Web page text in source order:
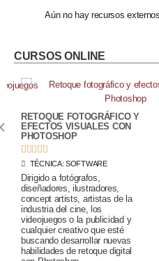
Aún no hay recursos
CURSOS ONLINE
RETOQUE FOTOGRÁFICO Y
EFECTOS VISUALES CON
PHOTOSHOP
    
TÉCNICA:SOFTWARE
Dirigido a fotógrafos,
diseñadores, ilustradores,
concept artists, artistas de la
industria del cine, los
videojuegos o la publicidad y
cualquier creativo que esté
buscando desarrollar nuevas
habilidades de retoque digital